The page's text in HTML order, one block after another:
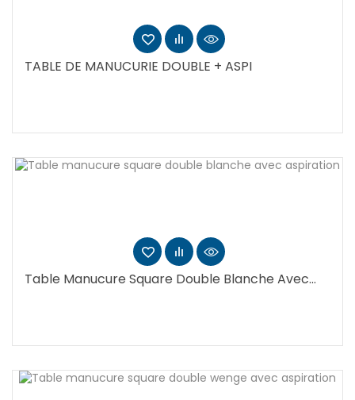
TABLE DE MANUCURIE DOUBLE + ASPI
Table Manucure Square Double Blanche Avec...